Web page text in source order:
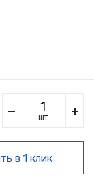
шт
в 1 клик